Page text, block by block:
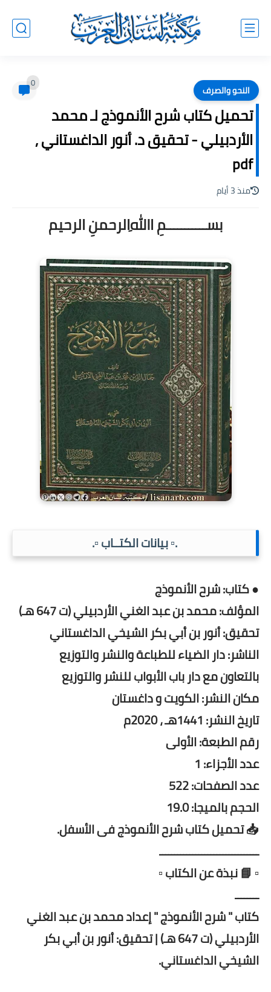
النحو والصرف 0
تحميل كتاب شرح الأنموذج لـ محمد
الأردبيلي - تحقيق د. أنور الداغستاني ,
pdf
منذ 3 أيام
بســـــــــــمِ اﷲِالرحمنِ الرحيم
.▫️ بيانات الكتــاب ▫️.
● كتاب: شرح الأنموذج
المؤلف: محمد بن عبد الغني الأردبيلي (ت 647 هـ)
تحقيق: أنور بن أبي بكر الشيخي الداغستاني
الناشر: دار الضياء للطباعة والنشر والتوزيع
بالتعاون مع دار باب الأبواب للنشر والتوزيع
مكان النشر: الكويت و داغستان
تاريخ النشر: 1441هـ ، 2020م
رقم الطبعة: الأولى
عدد الأجزاء: 1
عدد الصفحات: 522
الحجم بالميجا: 19.0
📥 تحميل كتاب شرح الأنموذج فى الأسفل.
ـــــــــــــــــــــــــــــــــ
▫️ 📘 نبذة عن الكتاب ▫️
ــــــــ
كتاب " شرح الأنموذج " إعداد محمد بن عبد الغني
الأردبيلي (ت 647 هـ) | تحقيق: أنور بن أبي بكر
الشيخي الداغستاني.